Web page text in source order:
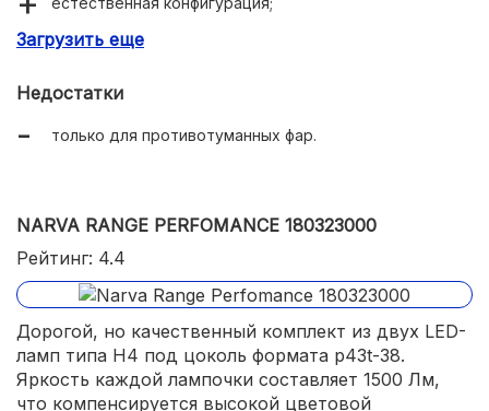
компактные размеры корпуса.
Загрузить еще
Недостатки
только для противотуманных фар.
NARVA RANGE PERFOMANCE 180323000
Рейтинг: 4.4
Дорогой, но качественный комплект из двух LED-
ламп типа H4 под цоколь формата p43t-38.
Яркость каждой лампочки составляет 1500 Лм,
что компенсируется высокой цветовой